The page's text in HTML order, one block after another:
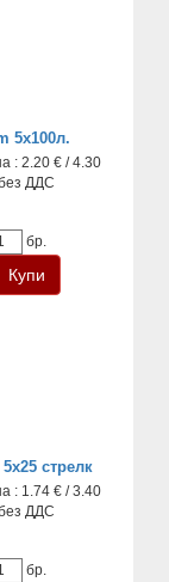
5х100л.
: 2.20 € / 4.30
ДДС
бр.
стрелк
: 1.74 € / 3.40
ДДС
бр.